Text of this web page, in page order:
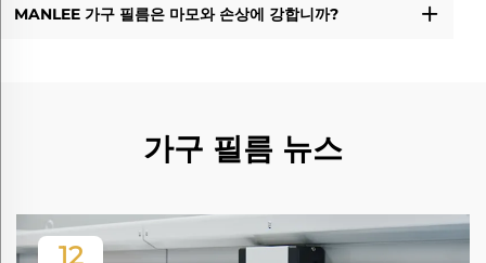
MANLEE 가구 필름은 마모와 손상에 강합니까?
가구 필름 뉴스
12